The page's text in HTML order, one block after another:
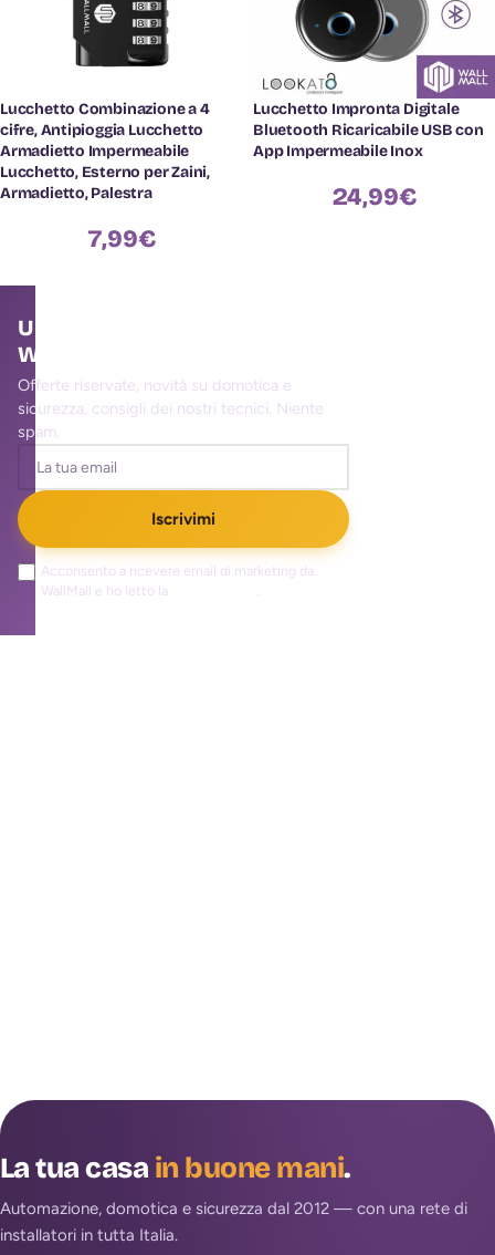
Lucchetto Combinazione a 4
cifre, Antipioggia Lucchetto
Armadietto Impermeabile
Lucchetto, Esterno per Zaini,
Armadietto, Palestra
7,99€
Lucchetto Impronta Digitale
Bluetooth Ricaricabile USB con
App Impermeabile Inox
24,99€
Unisciti alla community
WallMall
Offerte riservate, novità su domotica e
sicurezza, consigli dei nostri tecnici. Niente
spam.
Iscrivimi
Acconsento a ricevere email di marketing da
WallMall e ho letto la
.
La tua casain buone mani.
Automazione, domotica e sicurezza dal 2012 — con una rete di
installatori in tutta Italia.